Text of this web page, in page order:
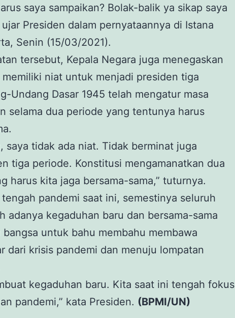
saya sampaikan? Bolak-balik ya sikap saya
Presiden dalam pernyataannya di Istana
Senin (15/03/2021).
tersebut, Kepala Negara juga menegaskan
memiliki niat untuk menjadi presiden tiga
Undang Dasar 1945 telah mengatur masa
selama dua periode yang tentunya harus
saya tidak ada niat. Tidak berminat juga
tiga periode. Konstitusi mengamanatkan dua
harus kita jaga bersama-sama,” tuturnya.
pandemi saat ini, semestinya seluruh
adanya kegaduhan baru dan bersama-sama
untuk bahu membahu membawa
dari krisis pandemi dan menuju lompatan
kegaduhan baru. Kita saat ini tengah fokus
pandemi,” kata Presiden. (BPMI/UN)